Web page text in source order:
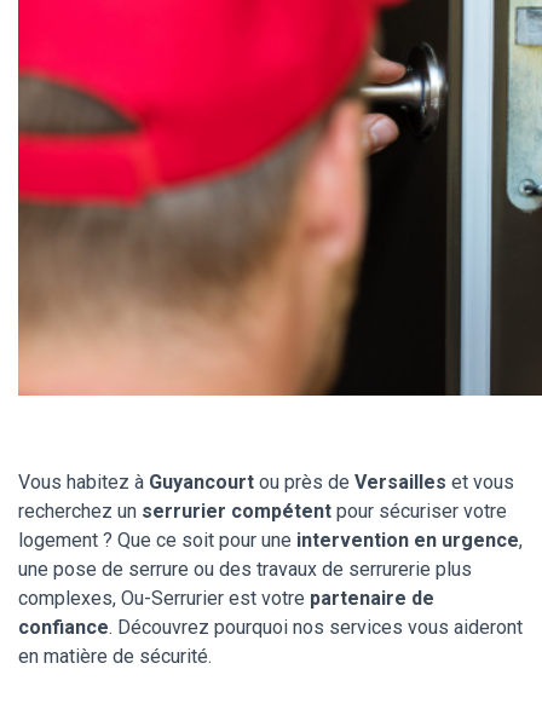
Vous habitez à Guyancourt ou près de Versailles et vous
recherchez un serrurier compétent pour sécuriser votre
logement ? Que ce soit pour une intervention en urgence,
une pose de serrure ou des travaux de serrurerie plus
complexes, Ou-Serrurier est votre partenaire de
confiance. Découvrez pourquoi nos services vous aideront
en matière de sécurité.